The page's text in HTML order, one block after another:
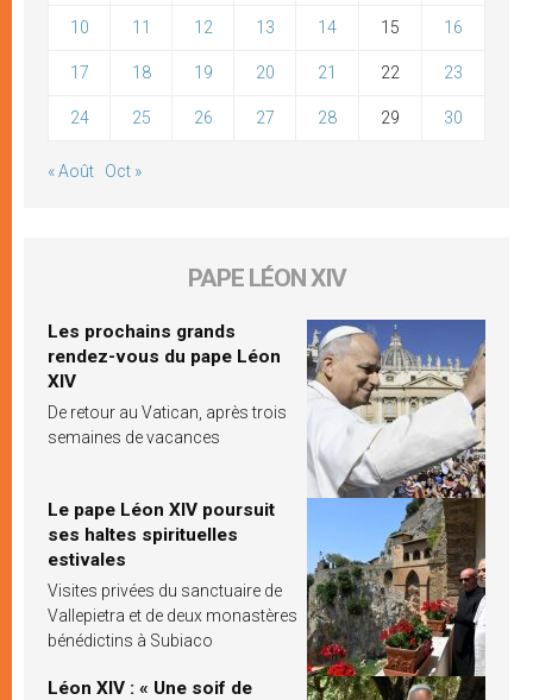
10 11 12 13 14 15 16
17 18 19 20 21 22 23
24 25 26 27 28 29 30
« Août Oct »
PAPE LÉON XIV
Les prochains grands
rendez-vous du pape Léon
XIV
De retour au Vatican, après trois
semaines de vacances
Le pape Léon XIV poursuit
ses haltes spirituelles
estivales
Visites privées du sanctuaire de
Vallepietra et de deux monastères
bénédictins à Subiaco
Léon XIV : « Une soif de